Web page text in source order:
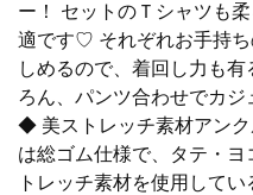
ー！ セットのＴシャツも
適です♡ それぞれお手持
しめるので、着回し力も
ろん、パンツ合わせでカ
◆ 美ストレッチ素材アンク
は総ゴム仕様で、タテ・
トレッチ素材を使用して